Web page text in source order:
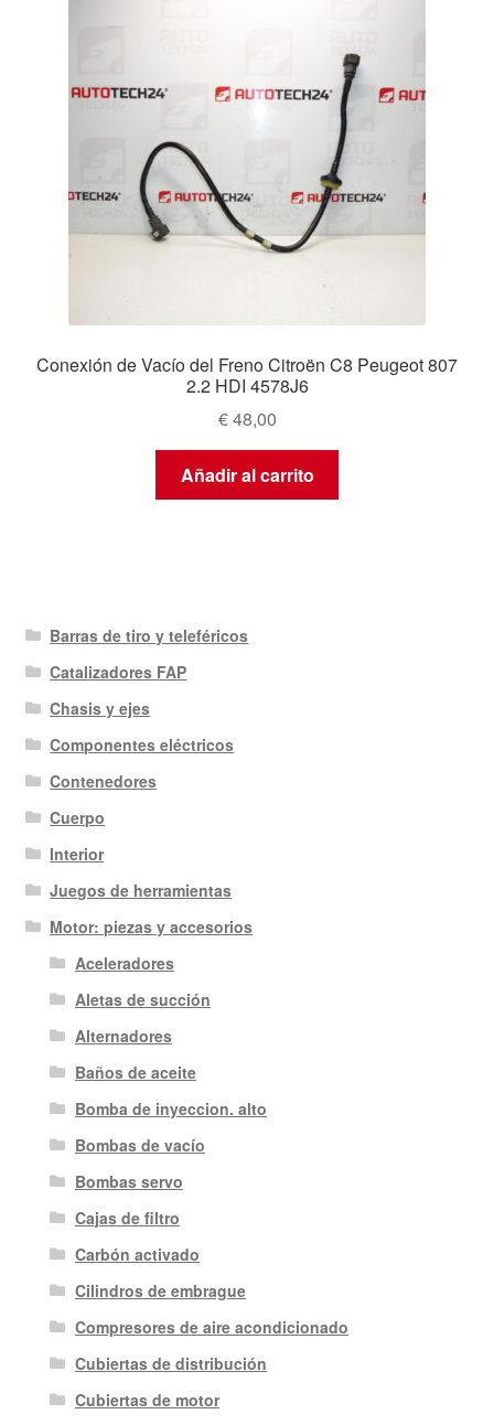
Conexión de Vacío del Freno Citroën C8 Peugeot 807
2.2 HDI 4578J6
€48,00
Añadir al carrito
Barras de tiro y teleféricos
Catalizadores FAP
Chasis y ejes
Componentes eléctricos
Contenedores
Cuerpo
Interior
Juegos de herramientas
Motor: piezas y accesorios
Aceleradores
Aletas de succión
Alternadores
Baños de aceite
Bomba de inyeccion. alto
Bombas de vacío
Bombas servo
Cajas de filtro
Carbón activado
Cilindros de embrague
Compresores de aire acondicionado
Cubiertas de distribución
Cubiertas de motor